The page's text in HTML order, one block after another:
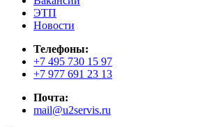
ЭТП
Новости
Телефоны:
+7 495 730 15 97
+7 977 691 23 13
Почта:
mail@u2servis.ru